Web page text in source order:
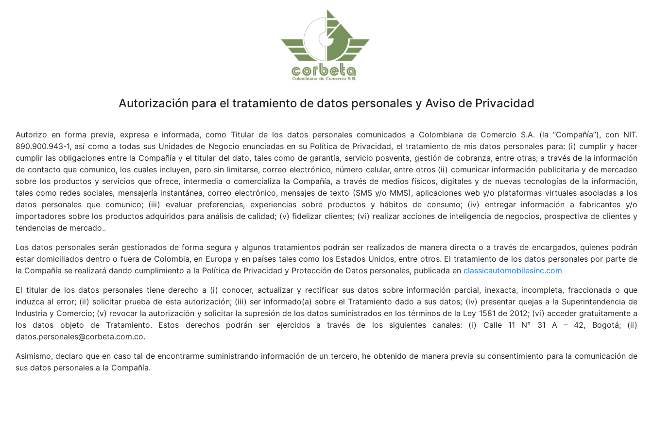
Autorización para el tratamiento de datos personales y Aviso de Privacidad
Autorizo en forma previa, expresa e informada, como Titular de los datos personales comunicados a Colombiana de Comercio S.A. (la “Compañía”), con NIT.
890.900.943-1, así como a todas sus Unidades de Negocio enunciadas en su Política de Privacidad, el tratamiento de mis datos personales para: (i) cumplir y hacer
cumplir las obligaciones entre la Compañía y el titular del dato, tales como de garantía, servicio posventa, gestión de cobranza, entre otras; a través de la información
de contacto que comunico, los cuales incluyen, pero sin limitarse, correo electrónico, número celular, entre otros (ii) comunicar información publicitaria y de mercadeo
sobre los productos y servicios que ofrece, intermedia o comercializa la Compañía, a través de medios físicos, digitales y de nuevas tecnologías de la información,
tales como redes sociales, mensajería instantánea, correo electrónico, mensajes de texto (SMS y/o MMS), aplicaciones web y/o plataformas virtuales asociadas a los
datos personales que comunico; (iii) evaluar preferencias, experiencias sobre productos y hábitos de consumo; (iv) entregar información a fabricantes y/o
importadores sobre los productos adquiridos para análisis de calidad; (v) fidelizar clientes; (vi) realizar acciones de inteligencia de negocios, prospectiva de clientes y
tendencias de mercado..
Los datos personales serán gestionados de forma segura y algunos tratamientos podrán ser realizados de manera directa o a través de encargados, quienes podrán
estar domiciliados dentro o fuera de Colombia, en Europa y en países tales como los Estados Unidos, entre otros. El tratamiento de los datos personales por parte de
la Compañía se realizará dando cumplimiento a la Política de Privacidad y Protección de Datos personales, publicada en classicautomobilesinc.com
El titular de los datos personales tiene derecho a (i) conocer, actualizar y rectificar sus datos sobre información parcial, inexacta, incompleta, fraccionada o que
induzca al error; (ii) solicitar prueba de esta autorización; (iii) ser informado(a) sobre el Tratamiento dado a sus datos; (iv) presentar quejas a la Superintendencia de
Industria y Comercio; (v) revocar la autorización y solicitar la supresión de los datos suministrados en los términos de la Ley 1581 de 2012; (vi) acceder gratuitamente a
los datos objeto de Tratamiento. Estos derechos podrán ser ejercidos a través de los siguientes canales: (i) Calle 11 N° 31 A – 42, Bogotá; (ii)
datos.personales@corbeta.com.co.
Asimismo, declaro que en caso tal de encontrarme suministrando información de un tercero, he obtenido de manera previa su consentimiento para la comunicación de
sus datos personales a la Compañía.